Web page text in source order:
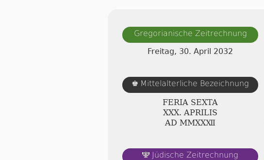
Gregorianische Zeitrechnung
Freitag, 30. April 2032
♚ Mittelalterliche Bezeichnung
FERIA SEXTA
ⅩⅩⅩ. APRILIS
AD ⅯⅯⅩⅩⅫ
🕎 Jüdische Zeitrechnung